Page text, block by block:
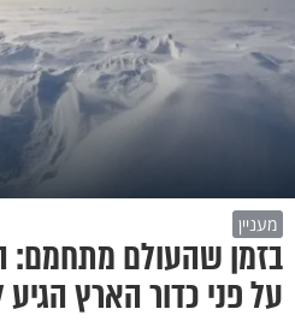
מעניין
בזמן שהעולם מתחמם:
על פני כדור הארץ הגיע למינוס